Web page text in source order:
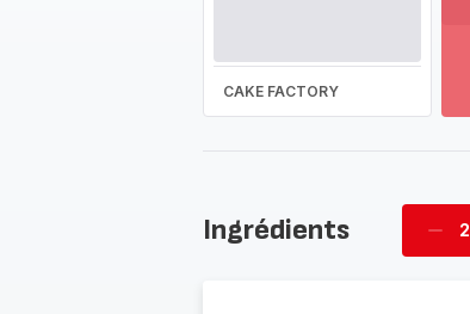
CAKE FACTORY
la
Ingrédients